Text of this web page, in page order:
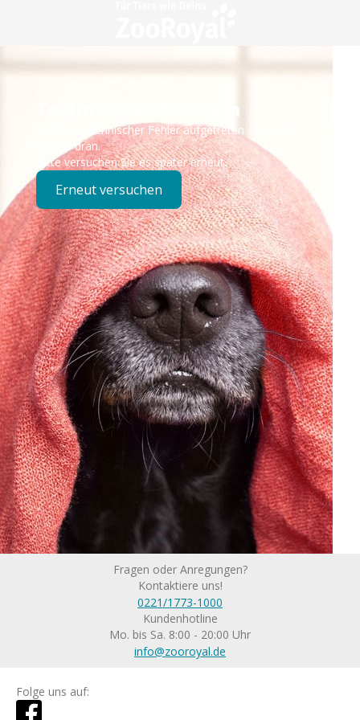
Technisches Problem
Es ist ein technischer Fehler aufgetreten – wir sind
bereits dran.
Bitte versuchen Sie es später erneut.
Erneut versuchen
Fragen oder Anregungen?
Kontaktiere uns!
0221/1773-1000
Kundenhotline
Mo. bis Sa. 8:00 - 20:00 Uhr
info@zooroyal.de
Folge uns auf: